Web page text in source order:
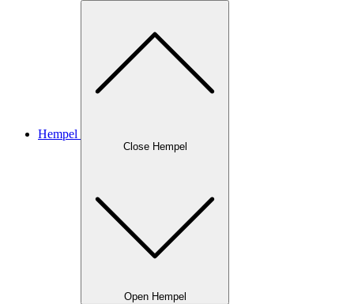
Hempel
Close Hempel
Open Hempel